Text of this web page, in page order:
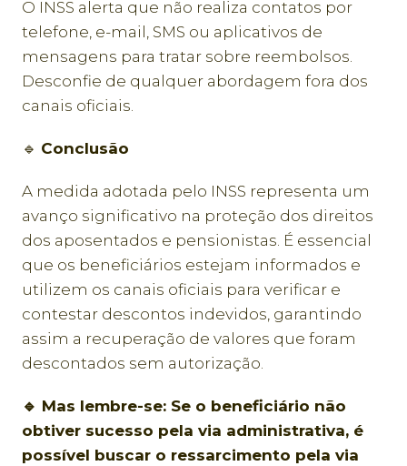
O INSS alerta que não realiza contatos por
telefone, e-mail, SMS ou aplicativos de
mensagens para tratar sobre reembolsos.
Desconfie de qualquer abordagem fora dos
canais oficiais.
🔹 Conclusão
A medida adotada pelo INSS representa um
avanço significativo na proteção dos direitos
dos aposentados e pensionistas. É essencial
que os beneficiários estejam informados e
utilizem os canais oficiais para verificar e
contestar descontos indevidos, garantindo
assim a recuperação de valores que foram
descontados sem autorização.
🔹 Mas lembre-se: Se o beneficiário não
obtiver sucesso pela via administrativa, é
possível buscar o ressarcimento pela via